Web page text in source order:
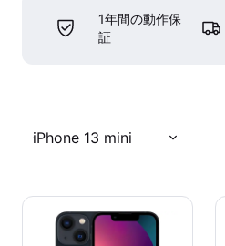
1年間の動作保
証
iPhone 13 mini